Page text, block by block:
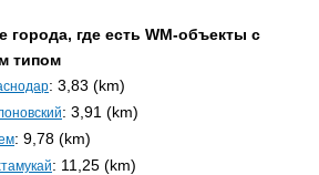
города, где есть WM-объекты с
типом
: 3,83 (km)
: 3,91 (km)
: 9,78 (km)
: 11,25 (km)